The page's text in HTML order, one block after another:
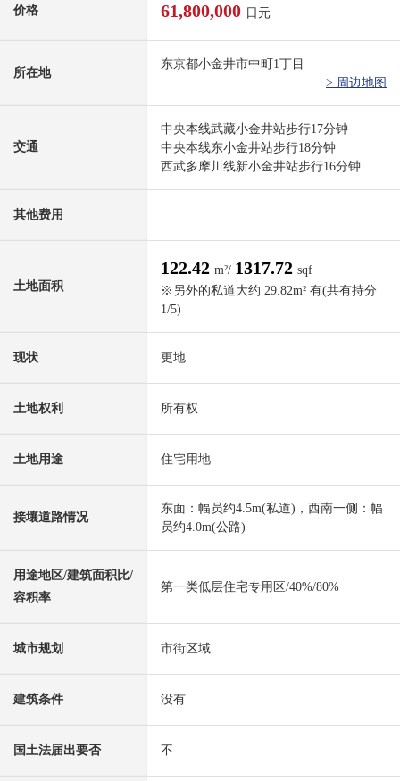
价格 61,800,000 日元
所在地
东京都小金井市中町1丁目
> 周边地图
交通
中央本线武藏小金井站步行17分钟
中央本线东小金井站步行18分钟
西武多摩川线新小金井站步行16分钟
其他费用
土地面积
122.42 m²/ 1317.72 sqf
※另外的私道大约 29.82m² 有(共有持分
1/5)
现状 更地
土地权利 所有权
土地用途 住宅用地
接壤道路情况
东面：幅员约4.5m(私道)，西南一侧：幅
员约4.0m(公路)
用途地区/建筑面积比/
容积率
第一类低层住宅专用区/40%/80%
城市规划 市街区域
建筑条件 没有
国土法届出要否 不